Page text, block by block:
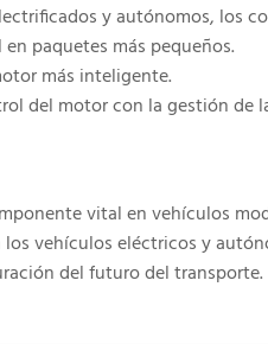
y autónomos, los
paquetes más pequeños.
más inteligente.
del motor con la gestión de
vital en vehículos
vehículos eléctricos y
del futuro del transporte.